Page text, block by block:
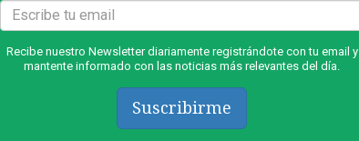
Recibe nuestro Newsletter diariamente registrándote con tu email y
mantente informado con las noticias más relevantes del día.
Suscribirme